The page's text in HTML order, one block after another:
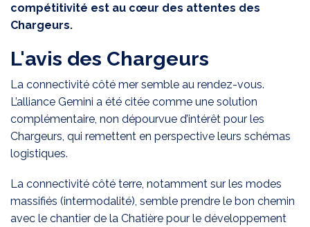
compétitivité est au cœur des attentes des
Chargeurs.
L'avis des Chargeurs
La connectivité côté mer semble au rendez-vous.
L’alliance Gemini a été citée comme une solution
complémentaire, non dépourvue d’intérêt pour les
Chargeurs, qui remettent en perspective leurs schémas
logistiques.
La connectivité côté terre, notamment sur les modes
massifiés (intermodalité), semble prendre le bon chemin
avec le chantier de la Chatière pour le développement